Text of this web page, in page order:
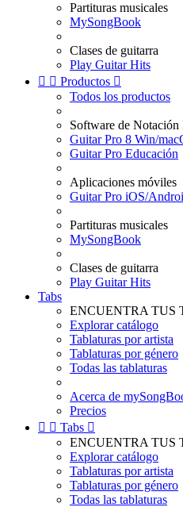
Partituras musicales
MySongBook
Clases de guitarra
Play Guitar Hits
  Productos 
Todos los productos
Software de Notación
Guitar Pro 8 Win/
Guitar Pro Educación
Aplicaciones móviles
Guitar Pro iOS/
Partituras musicales
MySongBook
Clases de guitarra
Play Guitar Hits
Tabs
ENCUENTRA TUS
Explorar catálogo
Tablaturas por artista
Tablaturas por género
Todas las tablaturas
Acerca de
Precios
  Tabs 
ENCUENTRA TUS
Explorar catálogo
Tablaturas por artista
Tablaturas por género
Todas las tablaturas